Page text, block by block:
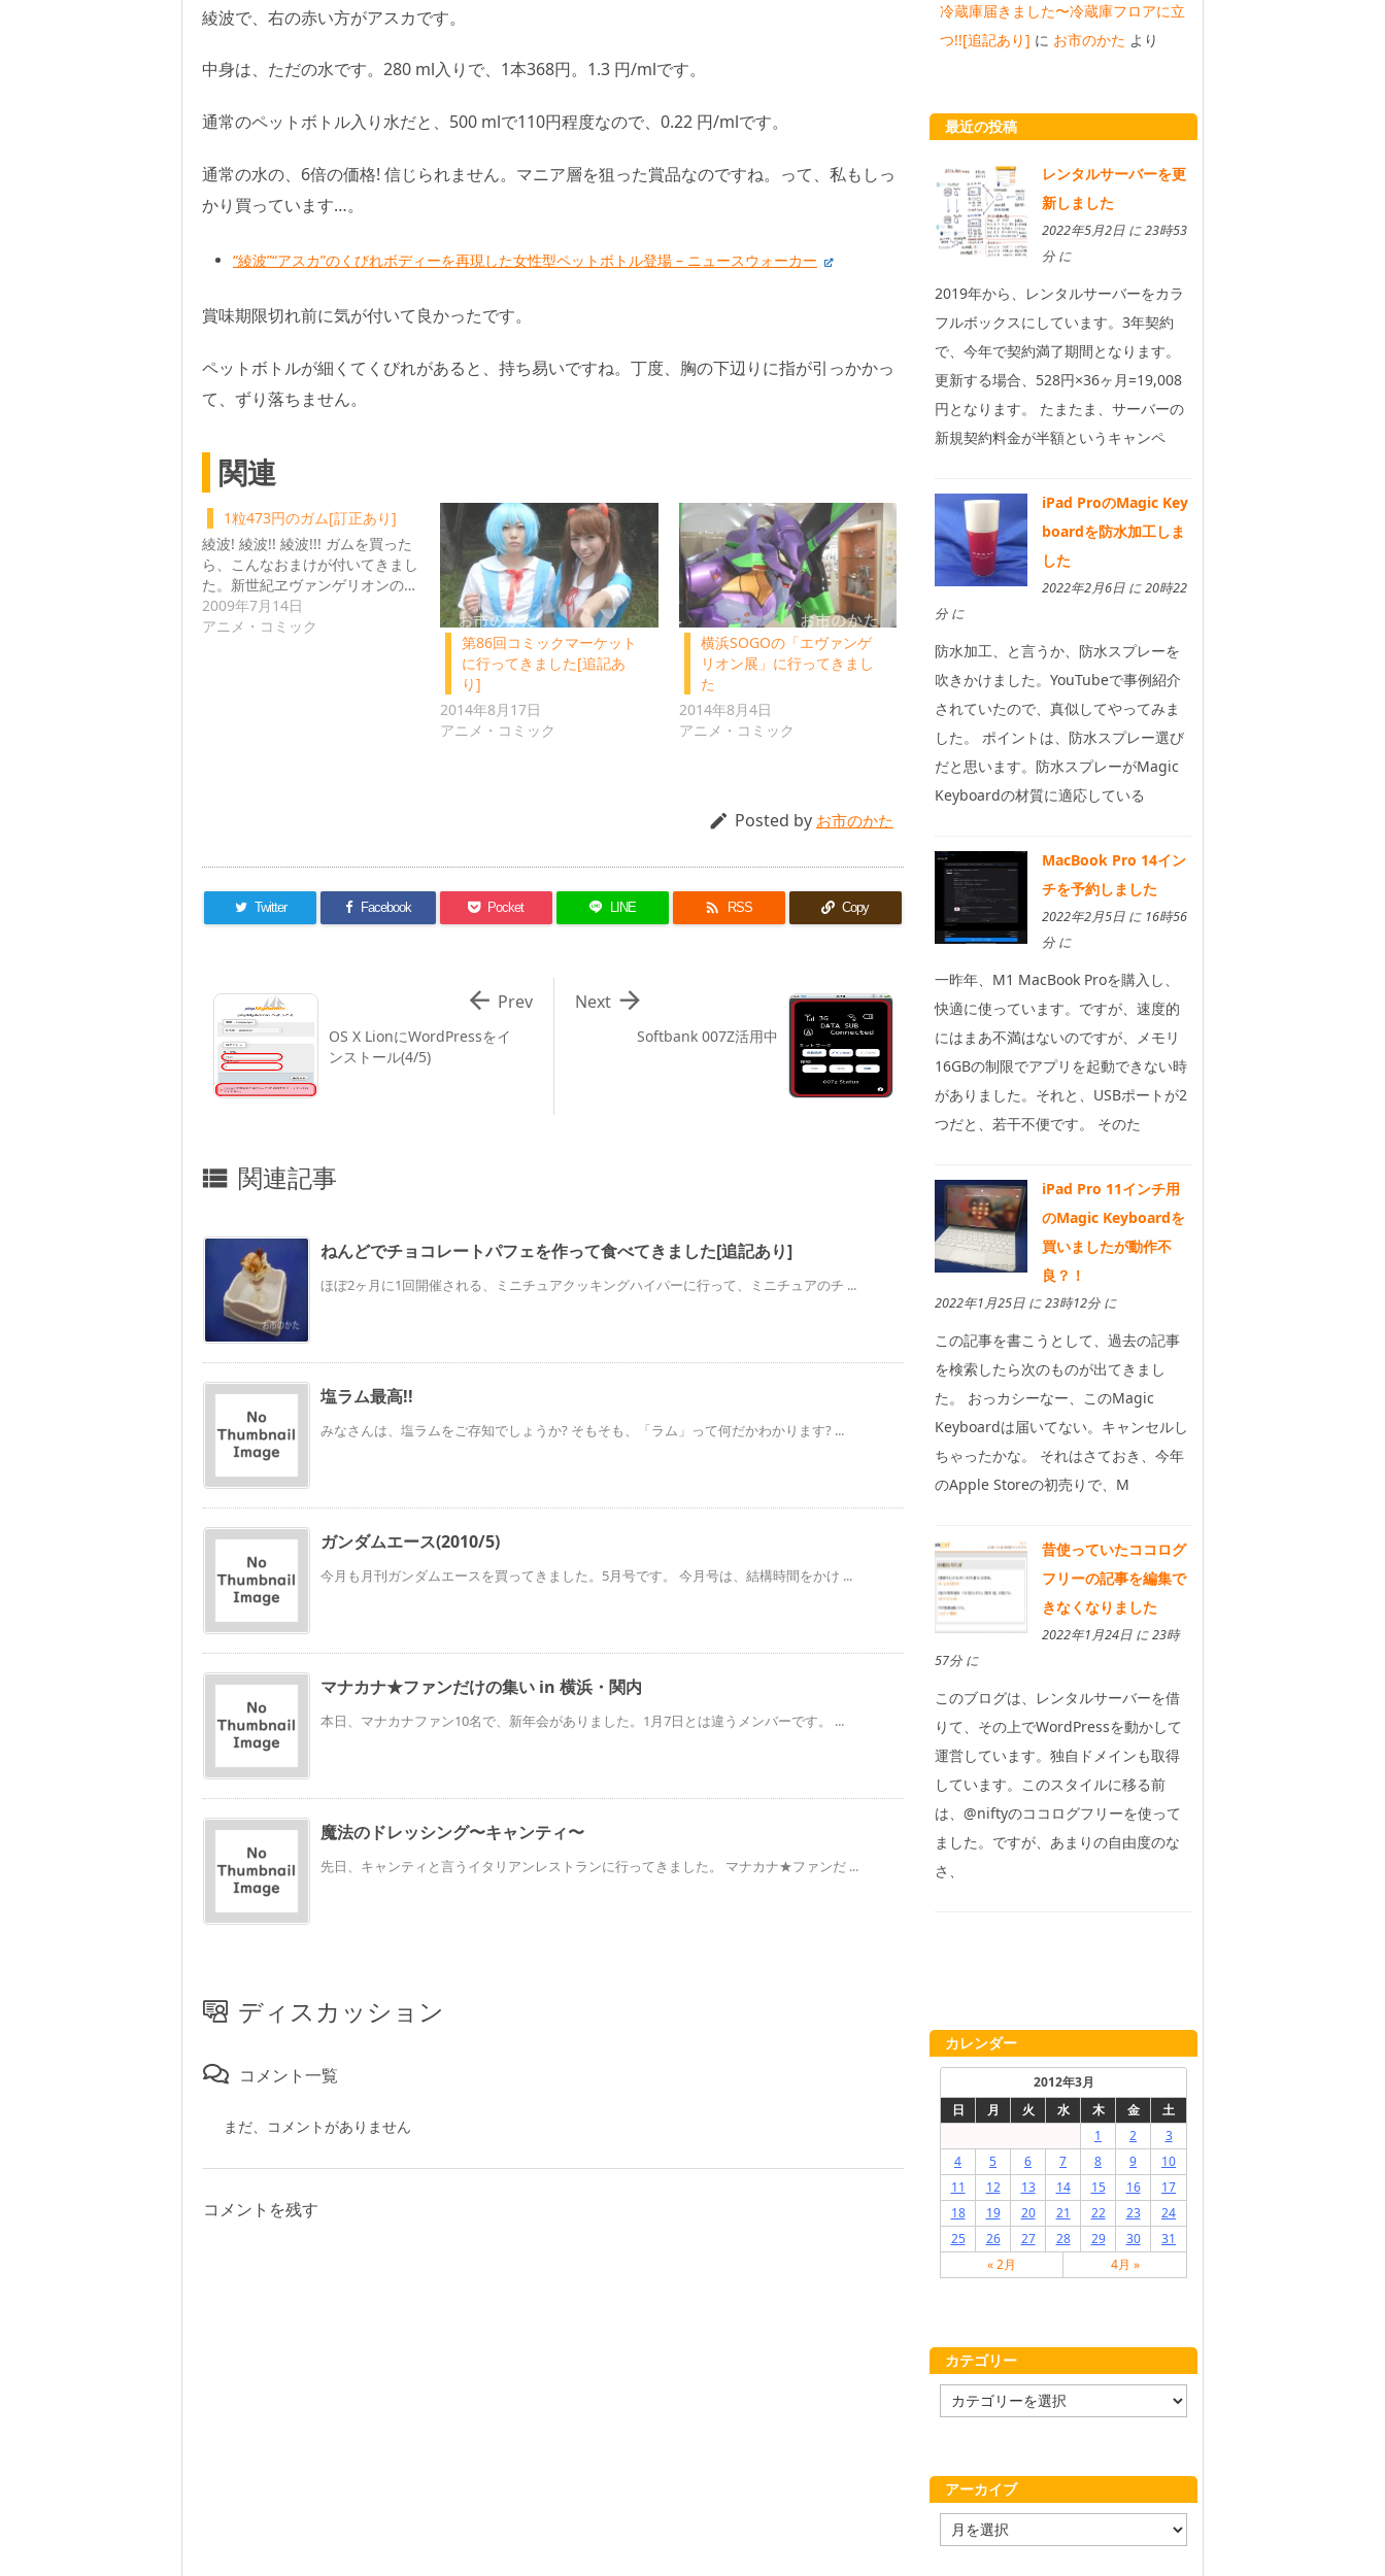
綾波で、右の赤い方がアスカです。
中身は、ただの水です。280 ml入りで、1本368円。1.3 円/mlです。
通常のペットボトル入り水だと、500 mlで110円程度なので、0.22 円/mlです。
通常の水の、6倍の価格! 信じられません。マニア層を狙った賞品なのですね。って、私もしっ
かり買っています…。
“綾波”“アスカ”のくびれボディーを再現した女性型ペットボトル登場 – ニュースウォーカー
賞味期限切れ前に気が付いて良かったです。
ペットボトルが細くてくびれがあると、持ち易いですね。丁度、胸の下辺りに指が引っかかっ
て、ずり落ちません。
関連
1粒473円のガム[訂正あり]
綾波! 綾波!! 綾波!!! ガムを買った
ら、こんなおまけが付いてきまし
た。新世紀ヱヴァンゲリオンの…
2009年7月14日
アニメ・コミック
第86回コミックマーケット
に行ってきました[追記あ
り]
2014年8月17日
アニメ・コミック
横浜SOGOの「エヴァンゲ
リオン展」に行ってきまし
た
2014年8月4日
アニメ・コミック
 Posted by お市のかた
Twitter Facebook Pocket LINE  RSS Copy
Softbank 007Z活用中

Next
OS X LionにWordPressをイ
ンストール(4/5)
 Prev
 関連記事
ねんどでチョコレートパフェを作って食べてきました[追記あり]
ほぼ2ヶ月に1回開催される、ミニチュアクッキングハイパーに行って、ミニチュアのチ ...
塩ラム最高!!
みなさんは、塩ラムをご存知でしょうか? そもそも、「ラム」って何だかわかります? ...
ガンダムエース(2010/5)
今月も月刊ガンダムエースを買ってきました。5月号です。 今月号は、結構時間をかけ ...
マナカナ★ファンだけの集い in 横浜・関内
本日、マナカナファン10名で、新年会がありました。1月7日とは違うメンバーです。 ...
魔法のドレッシング〜キャンティ〜
先日、キャンティと言うイタリアンレストランに行ってきました。 マナカナ★ファンだ ...
ディスカッション
コメント一覧
まだ、コメントがありません
コメントを残す
冷蔵庫届きました〜冷蔵庫フロアに立
つ!![追記あり] に お市のかた より
最近の投稿
レンタルサーバーを更
新しました
2022年5月2日 に 23時53
分 に
2019年から、レンタルサーバーをカラ
フルボックスにしています。3年契約
で、今年で契約満了期間となります。
更新する場合、528円×36ヶ月=19,008
円となります。 たまたま、サーバーの
新規契約料金が半額というキャンペ
iPad ProのMagic Key
boardを防水加工しま
した
2022年2月6日 に 20時22
分 に
防水加工、と言うか、防水スプレーを
吹きかけました。YouTubeで事例紹介
されていたので、真似してやってみま
した。 ポイントは、防水スプレー選び
だと思います。防水スプレーがMagic
Keyboardの材質に適応している
MacBook Pro 14イン
チを予約しました
2022年2月5日 に 16時56
分 に
一昨年、M1 MacBook Proを購入し、
快適に使っています。ですが、速度的
にはまあ不満はないのですが、メモリ
16GBの制限でアプリを起動できない時
がありました。それと、USBポートが2
つだと、若干不便です。 そのた
iPad Pro 11インチ用
のMagic Keyboardを
買いましたが動作不
良？！
2022年1月25日 に 23時12分 に
この記事を書こうとして、過去の記事
を検索したら次のものが出てきまし
た。 おっカシーなー、このMagic
Keyboardは届いてない。キャンセルし
ちゃったかな。 それはさておき、今年
のApple Storeの初売りで、M
昔使っていたココログ
フリーの記事を編集で
きなくなりました
2022年1月24日 に 23時
57分 に
このブログは、レンタルサーバーを借
りて、その上でWordPressを動かして
運営しています。独自ドメインも取得
しています。このスタイルに移る前
は、@niftyのココログフリーを使って
ました。ですが、あまりの自由度のな
さ、
カレンダー
2012年3月
日
月 火 水 木 金
土
1
2
3
4
5 6 7 8 9
10
11
12 13 14 15 16
17
18
19 20 21 22 23
24
25
26 27 28 29 30
31
« 2月
4月 »
カテゴリー
テ
ー
アーカイブ
ー